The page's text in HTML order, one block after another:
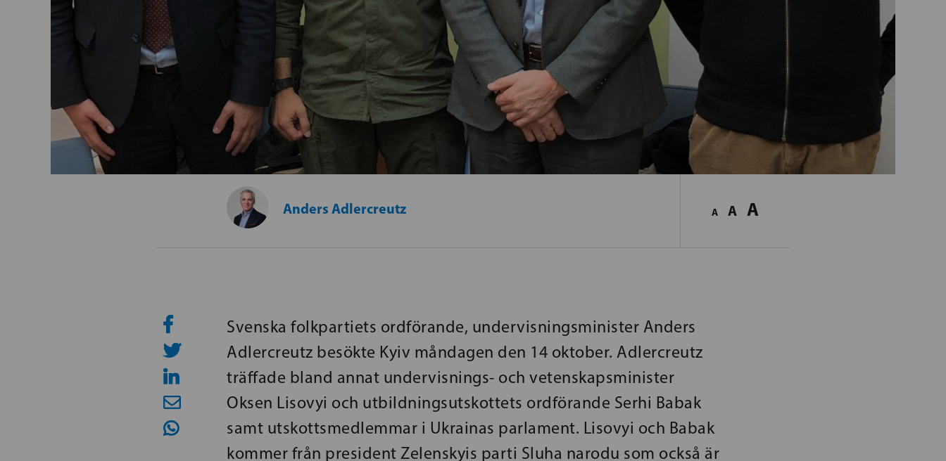
Anders Adlercreutz A A A
Svenska folkpartiets ordförande, undervisningsminister Anders
Adlercreutz besökte Kyiv måndagen den 14 oktober. Adlercreutz
träffade bland annat undervisnings- och vetenskapsminister
Oksen Lisovyi och utbildningsutskottets ordförande Serhi Babak
samt utskottsmedlemmar i Ukrainas parlament. Lisovyi och Babak
kommer från president Zelenskyis parti Sluha narodu som också är